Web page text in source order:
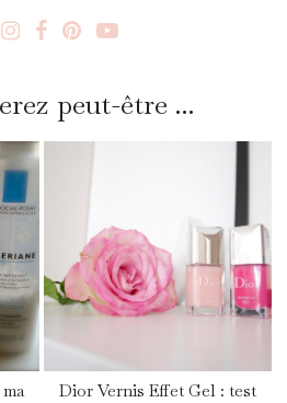
peut-être ...
Dior Vernis Effet Gel : test